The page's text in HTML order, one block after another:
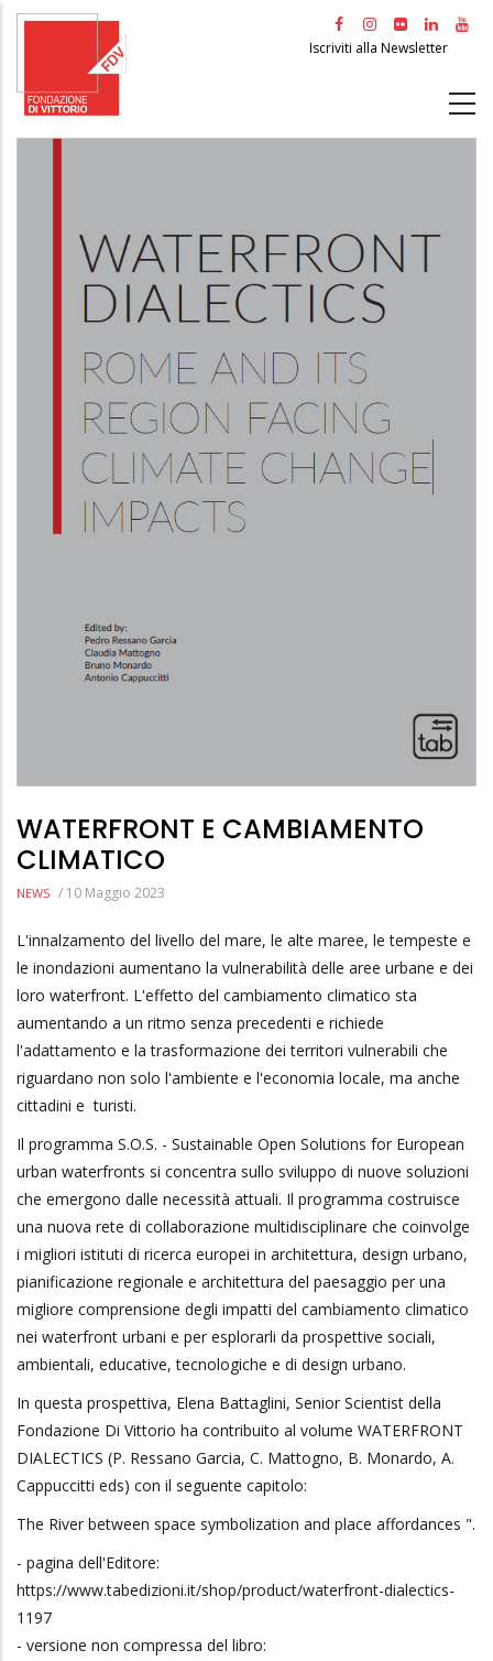
Salta
principale
Iscriviti alla Newsletter
WATERFRONT E CAMBIAMENTO
CLIMATICO
NEWS / 10 Maggio 2023
L'innalzamento del livello del mare, le alte maree, le tempeste e
le inondazioni aumentano la vulnerabilità delle aree urbane e dei
loro waterfront. L'effetto del cambiamento climatico sta
aumentando a un ritmo senza precedenti e richiede
l'adattamento e la trasformazione dei territori vulnerabili che
riguardano non solo l'ambiente e l'economia locale, ma anche
cittadini e turisti.
Il programma S.O.S. - Sustainable Open Solutions for European
urban waterfronts si concentra sullo sviluppo di nuove soluzioni
che emergono dalle necessità attuali. Il programma costruisce
una nuova rete di collaborazione multidisciplinare che coinvolge
i migliori istituti di ricerca europei in architettura, design urbano,
pianificazione regionale e architettura del paesaggio per una
migliore comprensione degli impatti del cambiamento climatico
nei waterfront urbani e per esplorarli da prospettive sociali,
ambientali, educative, tecnologiche e di design urbano.
In questa prospettiva, Elena Battaglini, Senior Scientist della
Fondazione Di Vittorio ha contribuito al volume WATERFRONT
DIALECTICS (P. Ressano Garcia, C. Mattogno, B. Monardo, A.
Cappuccitti eds) con il seguente capitolo:
The River between space symbolization and place affordances ".
- pagina dell'Editore:
https://www.tabedizioni.it/shop/product/waterfront-dialectics-
1197
- versione non compressa del libro: